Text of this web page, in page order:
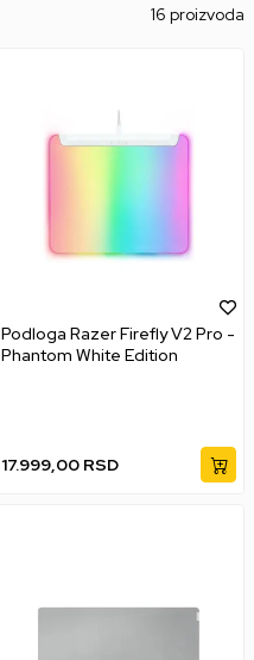
16 proizvoda
Podloga Razer Firefly V2 Pro -
Phantom White Edition
17.999,00 RSD